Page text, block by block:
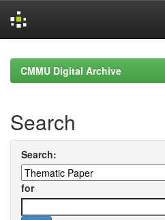
navigationCMMU Digital Archive
Search
Search:
for